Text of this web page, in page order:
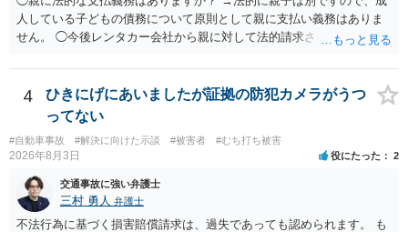
人している子どもの債務について原則として親に支払い義務はありま
せん。 ◯今後レンタカー会社から親に対して法的請求される可能性は
低いでしょう。 ◯親である私は今後どう対応すべきでしょうか？ →債
権者に対してご自身は支払いを拒み、請求するのであれば本人に対し
て請求するよう言う程度かと思います。
4
ひきにげにあいましたが証拠の防犯カメラがうつ
ってない
#自動車事故 #解決に向けた示談 #被害者 #むち打ち被害
2026年8月3日 役にたった 2
交通事故に強い弁護士
三村 勇人 弁護士
不法行為に基づく損害賠償請求は、過失であっても認められます。 も